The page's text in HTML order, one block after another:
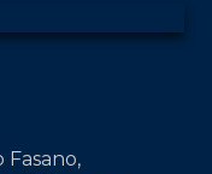
Fasano,